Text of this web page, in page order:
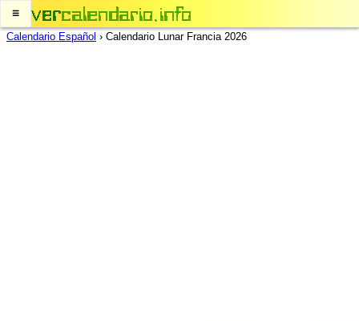
≡
Calendario Español › Calendario Lunar Francia 2026